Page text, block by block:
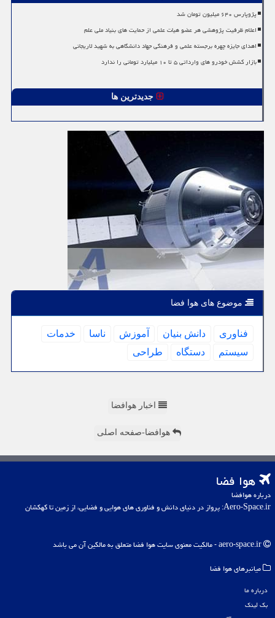
پژوپارس ۶۴۰ میلیون تومان شد
اعلام ظرفیت پژوهشی هر عضو هیات علمی از حمایت های بنیاد ملی علم
اهدای جایزه چهره برجسته علمی و فرهنگی جهاد دانشگاهی به شهید لاریجانی
بازار کشش خودرو های وارداتی ۵ تا ۱۰ میلیارد تومانی را ندارد
جدیدترین ها
موضوع های هوا فضا
فناوری دانش بنیان آموزش ناسا
خدمات
سیستم
دستگاه طراحی
اخبار هوافضا
هوافضا-صفحه اصلی
هوا فضا
درباره هوافضا
Aero-Space.ir: پرواز در دنیای دانش و فناوری های هوایی و فضایی، از زمین تا کهکشان
میانبرهای هوا فضا
درباره ما
بک لینک